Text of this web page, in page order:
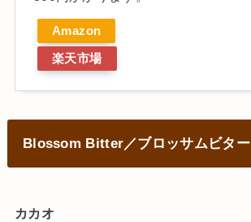
Amazon
楽天市場
Blossom Bitter／ブロッサムビター
カカオ